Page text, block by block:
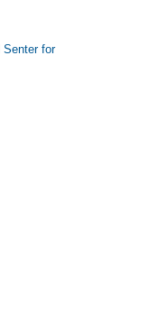
Senter for